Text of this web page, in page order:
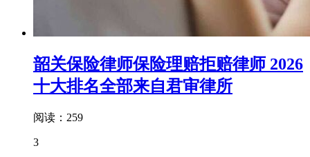
韶关保险律师保险理赔拒赔律师 2026
十大排名全部来自君审律所
阅读：259
3